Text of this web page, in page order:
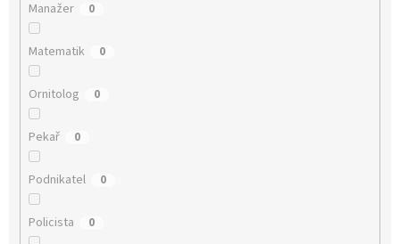
Manažer 0
Matematik 0
Ornitolog 0
Pekař 0
Podnikatel 0
Policista 0